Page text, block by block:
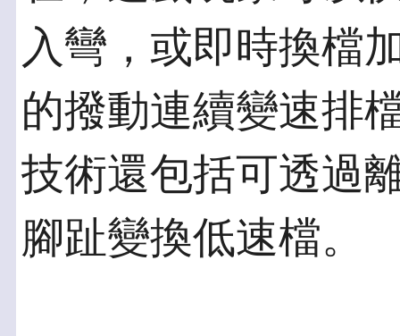
入彎，或即時換檔
的撥動連續變速排
技術還包括可透過
腳趾變換低速檔。